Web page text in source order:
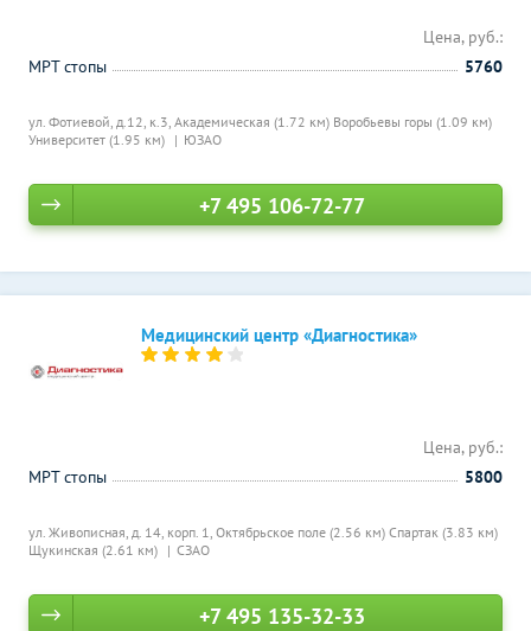
ул. Фотиевой, д.12, к.3, Академическая (1.72 км) Воробьевы горы (1.09 км)
Университет (1.95 км)
ЮЗАО
Цена, руб.:
МРТ стопы
5760
+7 495 106-72-77
Медицинский центр «Диагностика»
ул. Живописная, д. 14, корп. 1, Октябрьское поле (2.56 км) Спартак (3.83 км)
Щукинская (2.61 км)
СЗАО
Цена, руб.:
МРТ стопы
5800
+7 495 135-32-33